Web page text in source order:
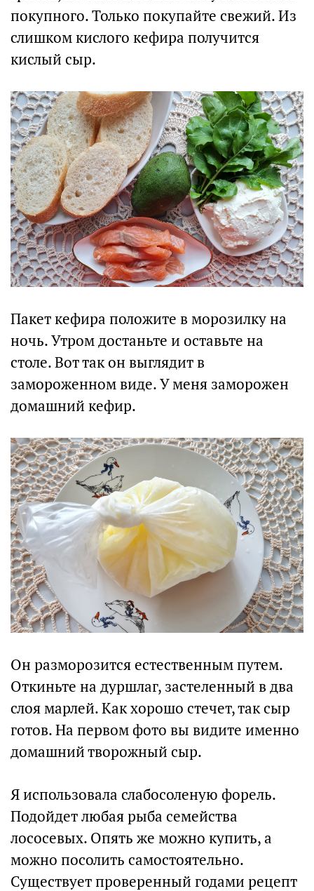
покупного. Только покупайте свежий. Из
слишком кислого кефира получится
кислый сыр.
Пакет кефира положите в морозилку на
ночь. Утром достаньте и оставьте на
столе. Вот так он выглядит в
замороженном виде. У меня заморожен
домашний кефир.
Он разморозится естественным путем.
Откиньте на дуршлаг, застеленный в два
слоя марлей. Как хорошо стечет, так сыр
готов. На первом фото вы видите именно
домашний творожный сыр.
Я использовала слабосоленую форель.
Подойдет любая рыба семейства
лососевых. Опять же можно купить, а
можно посолить самостоятельно.
Существует проверенный годами рецепт